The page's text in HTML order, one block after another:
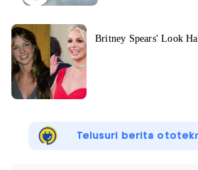
Telusuri berita